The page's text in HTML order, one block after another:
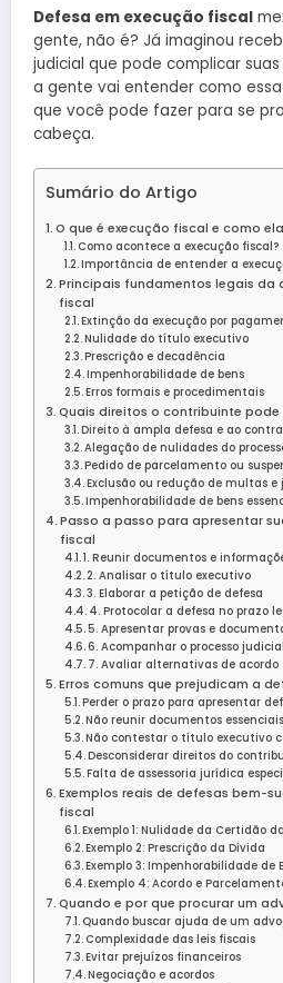
Defesa em execução fiscal
gente, não é? Já imaginou
judicial que pode complicar
a gente vai entender como
que você pode fazer para se
cabeça.
Sumário do Artigo
O que é execução fiscal e como
Como acontece a execução fiscal?
Importância de entender a
Principais fundamentos legais da
fiscal
Extinção da execução por
Nulidade do título executivo
Prescrição e decadência
Impenhorabilidade de bens
Erros formais e procedimentais
Quais direitos o contribuinte
Direito à ampla defesa e ao
Alegação de nulidades do
Pedido de parcelamento ou
Exclusão ou redução de multas e
Impenhorabilidade de bens
Passo a passo para apresentar
fiscal
1. Reunir documentos e
2. Analisar o título executivo
3. Elaborar a petição de defesa
4. Protocolar a defesa no prazo
5. Apresentar provas e
6. Acompanhar o processo judicial
7. Avaliar alternativas de acordo
Erros comuns que prejudicam a
Perder o prazo para apresentar
Não reunir documentos essenciais
Não contestar o título executivo
Desconsiderar direitos do
Falta de assessoria jurídica
Exemplos reais de defesas bem-
fiscal
Exemplo 1: Nulidade da Certidão
Exemplo 2: Prescrição da Dívida
Exemplo 3: Impenhorabilidade de
Exemplo 4: Acordo e
Quando e por que procurar um
Quando buscar ajuda de um
Complexidade das leis fiscais
Evitar prejuízos financeiros
Negociação e acordos